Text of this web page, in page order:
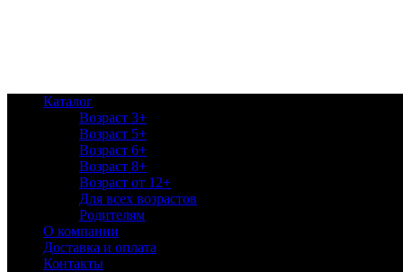
Каталог
Возраст 3+
Возраст 5+
Возраст 6+
Возраст 8+
Возраст от 12+
Для всех возрастов
Родителям
О компании
Доставка и оплата
Контакты